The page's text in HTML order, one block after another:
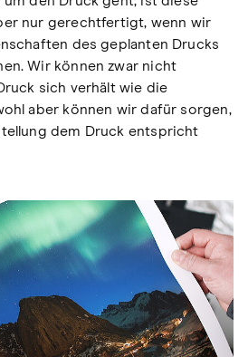
nur gerechtfertigt, wenn wir
des geplanten Drucks
Wir können zwar nicht
sich verhält wie die
aber können wir dafür sorgen,
dem Druck entspricht